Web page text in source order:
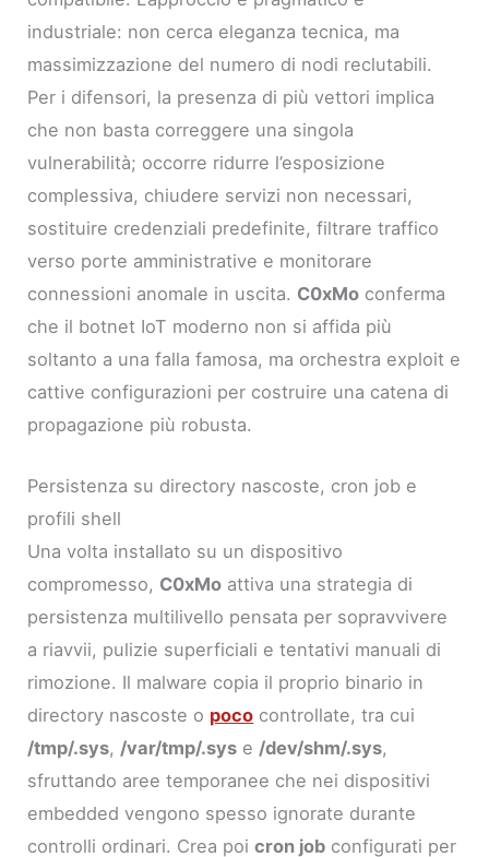
industriale: non cerca eleganza tecnica, ma
massimizzazione del numero di nodi reclutabili.
Per i difensori, la presenza di più vettori implica
che non basta correggere una singola
vulnerabilità; occorre ridurre l’esposizione
complessiva, chiudere servizi non necessari,
sostituire credenziali predefinite, filtrare traffico
verso porte amministrative e monitorare
connessioni anomale in uscita. C0xMo conferma
che il botnet IoT moderno non si affida più
soltanto a una falla famosa, ma orchestra exploit e
cattive configurazioni per costruire una catena di
propagazione più robusta.
Persistenza su directory nascoste, cron job e
profili shell
Una volta installato su un dispositivo
compromesso, C0xMo attiva una strategia di
persistenza multilivello pensata per sopravvivere
a riavvii, pulizie superficiali e tentativi manuali di
rimozione. Il malware copia il proprio binario in
directory nascoste o poco controllate, tra cui
/tmp/.sys, /var/tmp/.sys e /dev/shm/.sys,
sfruttando aree temporanee che nei dispositivi
embedded vengono spesso ignorate durante
controlli ordinari. Crea poicron job configurati per